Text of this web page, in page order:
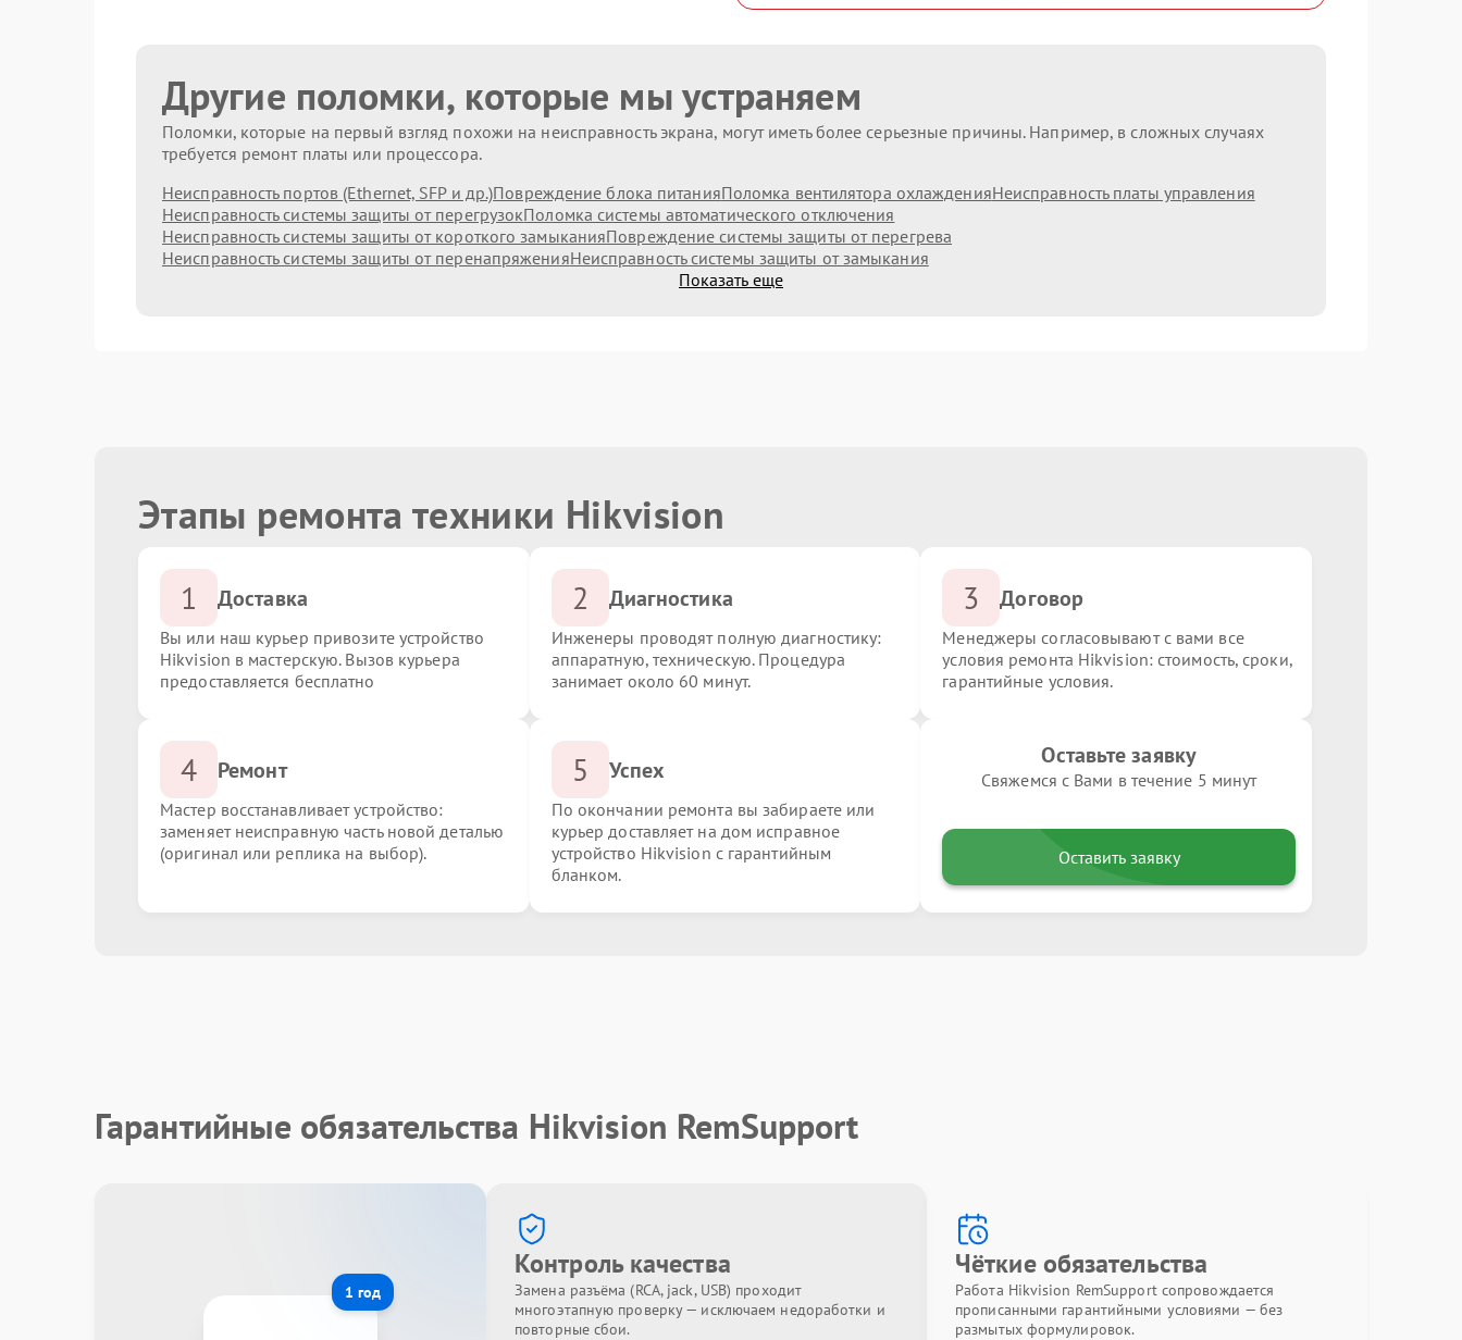
Другие поломки, которые мы устраняем
Поломки, которые на первый взгляд похожи на неисправность экрана, могут иметь более серьезные причины. Например, в сложных случаях
требуется ремонт платы или процессора.
Неисправность портов (Ethernet, SFP и др.)Повреждение блока питанияПоломка вентилятора охлажденияНеисправность платы управления
Неисправность системы защиты от перегрузокПоломка системы автоматического отключения
Неисправность системы защиты от короткого замыканияПовреждение системы защиты от перегрева
Неисправность системы защиты от перенапряженияНеисправность системы защиты от замыкания
Показать еще
Этапы ремонта техники Hikvision
1 Доставка
Вы или наш курьер привозите устройство
Hikvision в мастерскую. Вызов курьера
предоставляется бесплатно
2 Диагностика
Инженеры проводят полную диагностику:
аппаратную, техническую. Процедура
занимает около 60 минут.
3 Договор
Менеджеры согласовывают с вами все
условия ремонта Hikvision: стоимость, сроки,
гарантийные условия.
4 Ремонт
Мастер восстанавливает устройство:
заменяет неисправную часть новой деталью
(оригинал или реплика на выбор).
5 Успех
По окончании ремонта вы забираете или
курьер доставляет на дом исправное
устройство Hikvision с гарантийным
бланком.
Оставьте заявку
Свяжемся с Вами в течение 5 минут
Оставить заявку
Гарантийные обязательства Hikvision RemSupport
1 год
Контроль качества
Замена разъёма (RCA, jack, USB) проходит
многоэтапную проверку — исключаем недоработки и
повторные сбои.
Чёткие обязательства
Работа Hikvision RemSupport сопровождается
прописанными гарантийными условиями — без
размытых формулировок.